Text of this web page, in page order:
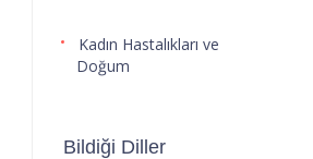
Kadın Hastalıkları ve
Doğum
Bildiği Diller